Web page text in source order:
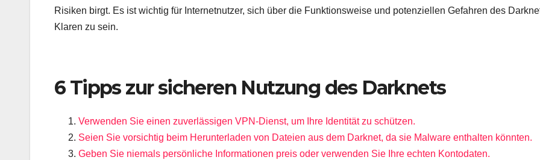
Risiken birgt. Es ist wichtig für Internetnutzer, sich über die Funktionsweise und potenziellen Gefahren des
Klaren zu sein.
6 Tipps zur sicheren Nutzung des Darknets
Verwenden Sie einen zuverlässigen VPN-Dienst, um Ihre Identität zu schützen.
Seien Sie vorsichtig beim Herunterladen von Dateien aus dem Darknet, da sie Malware enthalten könnten.
Geben Sie niemals persönliche Informationen preis oder verwenden Sie Ihre echten Kontodaten.